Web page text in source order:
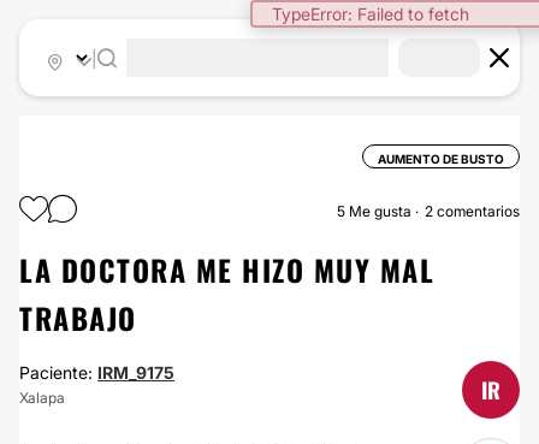
TypeError: Failed to fetch
AUMENTO DE BUSTO
5 Me gusta 2 comentarios
LA DOCTORA ME HIZO MUY MAL
TRABAJO
Paciente: IRM_9175
Xalapa IR